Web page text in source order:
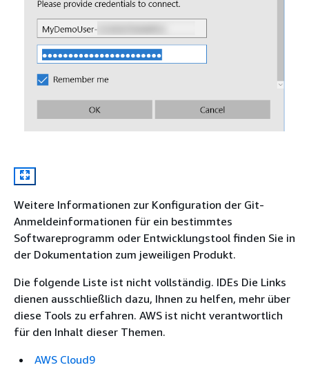
Weitere Informationen zur Konfiguration der Git-
Anmeldeinformationen für ein bestimmtes
Softwareprogramm oder Entwicklungstool finden Sie in
der Dokumentation zum jeweiligen Produkt.
Die folgende Liste ist nicht vollständig. IDEs Die Links
dienen ausschließlich dazu, Ihnen zu helfen, mehr über
diese Tools zu erfahren. AWS ist nicht verantwortlich
für den Inhalt dieser Themen.
AWS Cloud9